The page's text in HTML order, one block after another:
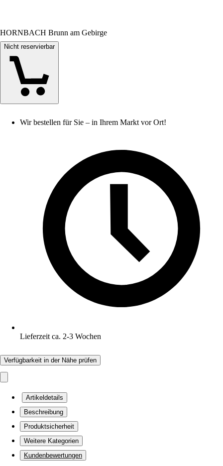
HORNBACH Brunn am Gebirge
Nicht reservierbar
Wir bestellen für Sie – in Ihrem Markt vor Ort!
Lieferzeit ca. 2-3 Wochen
Verfügbarkeit in der Nähe prüfen
Artikeldetails
Beschreibung
Produktsicherheit
Weitere Kategorien
Kundenbewertungen